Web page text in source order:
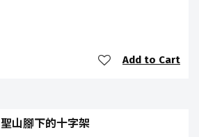
Add to Cart
聖山腳下的十字架